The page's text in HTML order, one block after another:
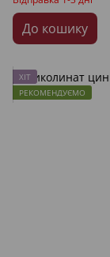
До кошику
ХІТ
РЕКОМЕНДУЄМО